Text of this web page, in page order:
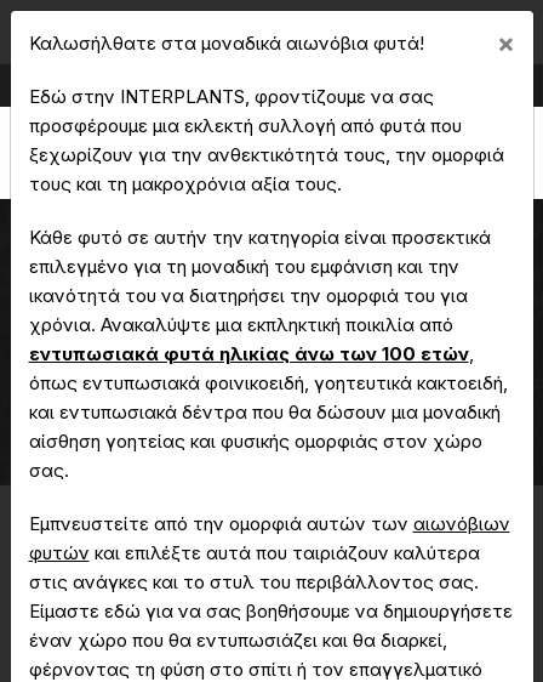
Βραχυχίτων rupestris
Αρχική
Μοναδικά - Αιωνόβια Φυτά
Βραχυχίτων rupestris
Δεν έχετε πρόσβαση στη συγκεκριμένη σελίδα
×
Καλωσήλθατε στα μοναδικά αιωνόβια φυτά!
Εδώ στην INTERPLANTS, φροντίζουμε να σας
προσφέρουμε μια εκλεκτή συλλογή από φυτά που
ξεχωρίζουν για την ανθεκτικότητά τους, την ομορφιά
τους και τη μακροχρόνια αξία τους.
Κάθε φυτό σε αυτήν την κατηγορία είναι προσεκτικά
επιλεγμένο για τη μοναδική του εμφάνιση και την
ικανότητά του να διατηρήσει την ομορφιά του για
χρόνια. Ανακαλύψτε μια εκπληκτική ποικιλία από
εντυπωσιακά φυτά ηλικίας άνω των 100 ετών,
όπως εντυπωσιακά φοινικοειδή, γοητευτικά κακτοειδή,
και εντυπωσιακά δέντρα που θα δώσουν μια μοναδική
αίσθηση γοητείας και φυσικής ομορφιάς στον χώρο
σας.
Εμπνευστείτε από την ομορφιά αυτών των αιωνόβιων
φυτών και επιλέξτε αυτά που ταιριάζουν καλύτερα
στις ανάγκες και το στυλ του περιβάλλοντος σας.
Είμαστε εδώ για να σας βοηθήσουμε να δημιουργήσετε
έναν χώρο που θα εντυπωσιάζει και θα διαρκεί,
φέρνοντας τη φύση στο σπίτι ή τον επαγγελματικό